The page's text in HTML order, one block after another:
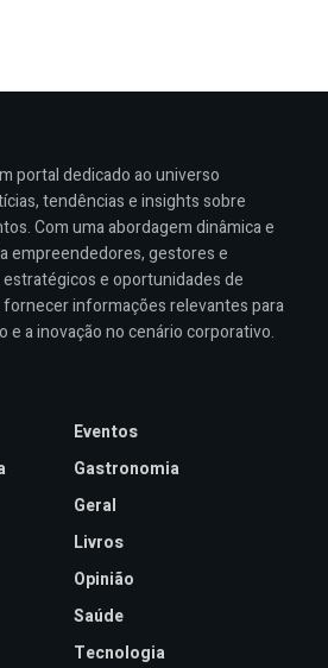
portal dedicado ao universo
tendências e insights sobre
Com uma abordagem dinâmica e
empreendedores, gestores e
e oportunidades de
fornecer informações relevantes para
a inovação no cenário corporativo.
Eventos
Gastronomia
Geral
Livros
Opinião
Saúde
Tecnologia